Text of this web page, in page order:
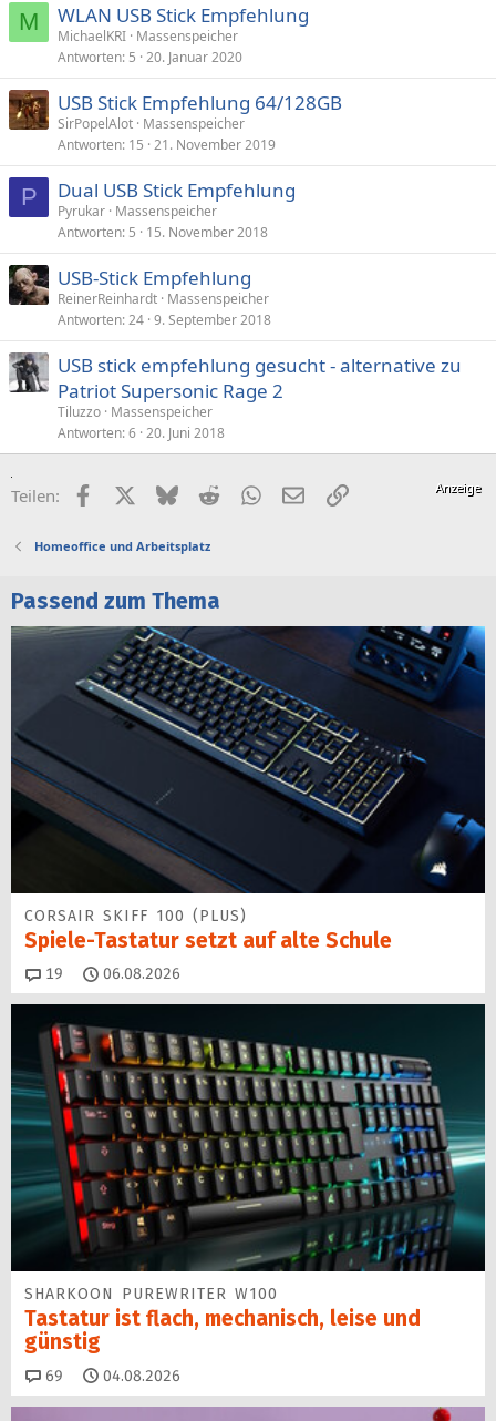
M WLAN USB Stick Empfehlung
MichaelKRI Massenspeicher
Antworten 5 20. Januar 2020
USB Stick Empfehlung 64/128GB
SirPopelAlot Massenspeicher
Antworten 15 21. November 2019
P Dual USB Stick Empfehlung
Pyrukar Massenspeicher
Antworten 5 15. November 2018
USB-Stick Empfehlung
ReinerReinhardt Massenspeicher
Antworten 24 9. September 2018
USB stick empfehlung gesucht - alternative zu
Patriot Supersonic Rage 2
Tiluzzo Massenspeicher
Antworten 6 20. Juni 2018
Teilen: FacebookX (Twitter)
BlueskyRedditWhatsApp
E-MailLink
Homeoffice und Arbeitsplatz
Passend zum Thema
CORSAIR SKIFF 100 (PLUS)
Spiele-Tastatur setzt auf alte Schule
19 Kommentare
06.08.2026
SHARKOON PUREWRITER W100
Tastatur ist flach, mechanisch, leise und
günstig
69 Kommentare
04.08.2026